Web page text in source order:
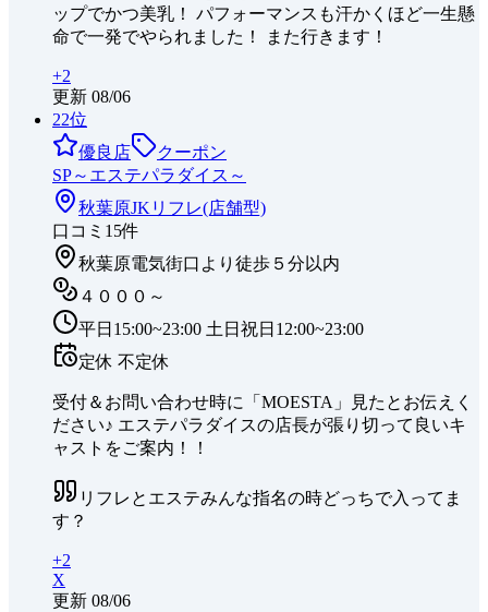
ップでかつ美乳！ パフォーマンスも汗かくほど一生懸
命で一発でやられました！ また行きます！
+2
更新 08/06
22位
優良店
クーポン
SP～エステパラダイス～
秋葉原JKリフレ(店舗型)
口コミ 15件
秋葉原電気街口より徒歩５分以内
４０００～
平日15:00~23:00 土日祝日12:00~23:00
定休 不定休
受付＆お問い合わせ時に「MOESTA」見たとお伝えく
ださい♪ エステパラダイスの店長が張り切って良いキ
ャストをご案内！！
リフレとエステみんな指名の時どっちで入ってま
す？
+2
X
更新 08/06